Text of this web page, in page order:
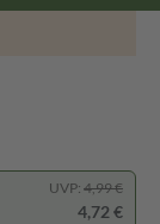
UVP: 4,99 €
4,72 €